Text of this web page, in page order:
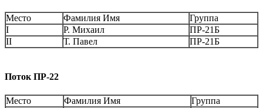
Место Фамилия Имя
Группа
I
Р. Михаил
ПР-21Б
II
Т. Павел ПР-21Б
Поток ПР-22
Место Фамилия Имя
Группа